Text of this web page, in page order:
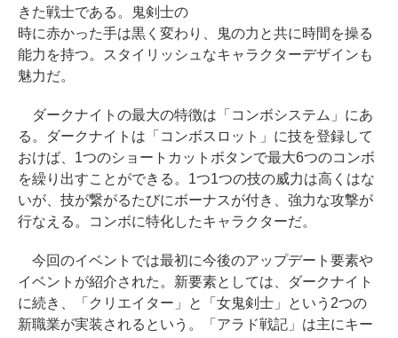
きた戦士である。鬼剣士の
時に赤かった手は黒く変わり、鬼の力と共に時間を操る
能力を持つ。スタイリッシュなキャラクターデザインも
魅力だ。
ダークナイトの最大の特徴は「コンボシステム」にあ
る。ダークナイトは「コンボスロット」に技を登録して
おけば、1つのショートカットボタンで最大6つのコンボ
を繰り出すことができる。1つ1つの技の威力は高くはな
いが、技が繋がるたびにボーナスが付き、強力な攻撃が
行なえる。コンボに特化したキャラクターだ。
今回のイベントでは最初に今後のアップデート要素や
イベントが紹介された。新要素としては、ダークナイト
に続き、「クリエイター」と「女鬼剣士」という2つの
新職業が実装されるという。「アラド戦記」は主にキー